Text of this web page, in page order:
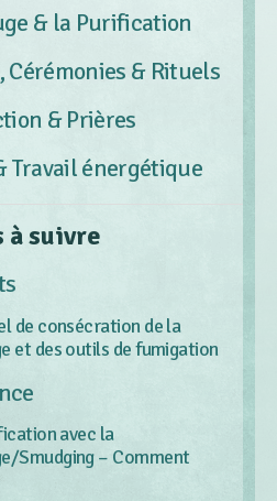
& la Purification
Cérémonies & Rituels
& Prières
Travail énergétique
à suivre
de consécration de la
et des outils de fumigation
avec la
Smudging – Comment